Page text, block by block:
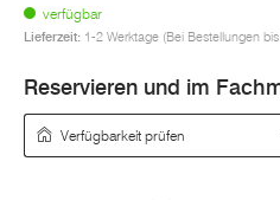
verfügbar
Lieferzeit: 1-2 Werktage (Bei Bestellungen
Reservieren und im